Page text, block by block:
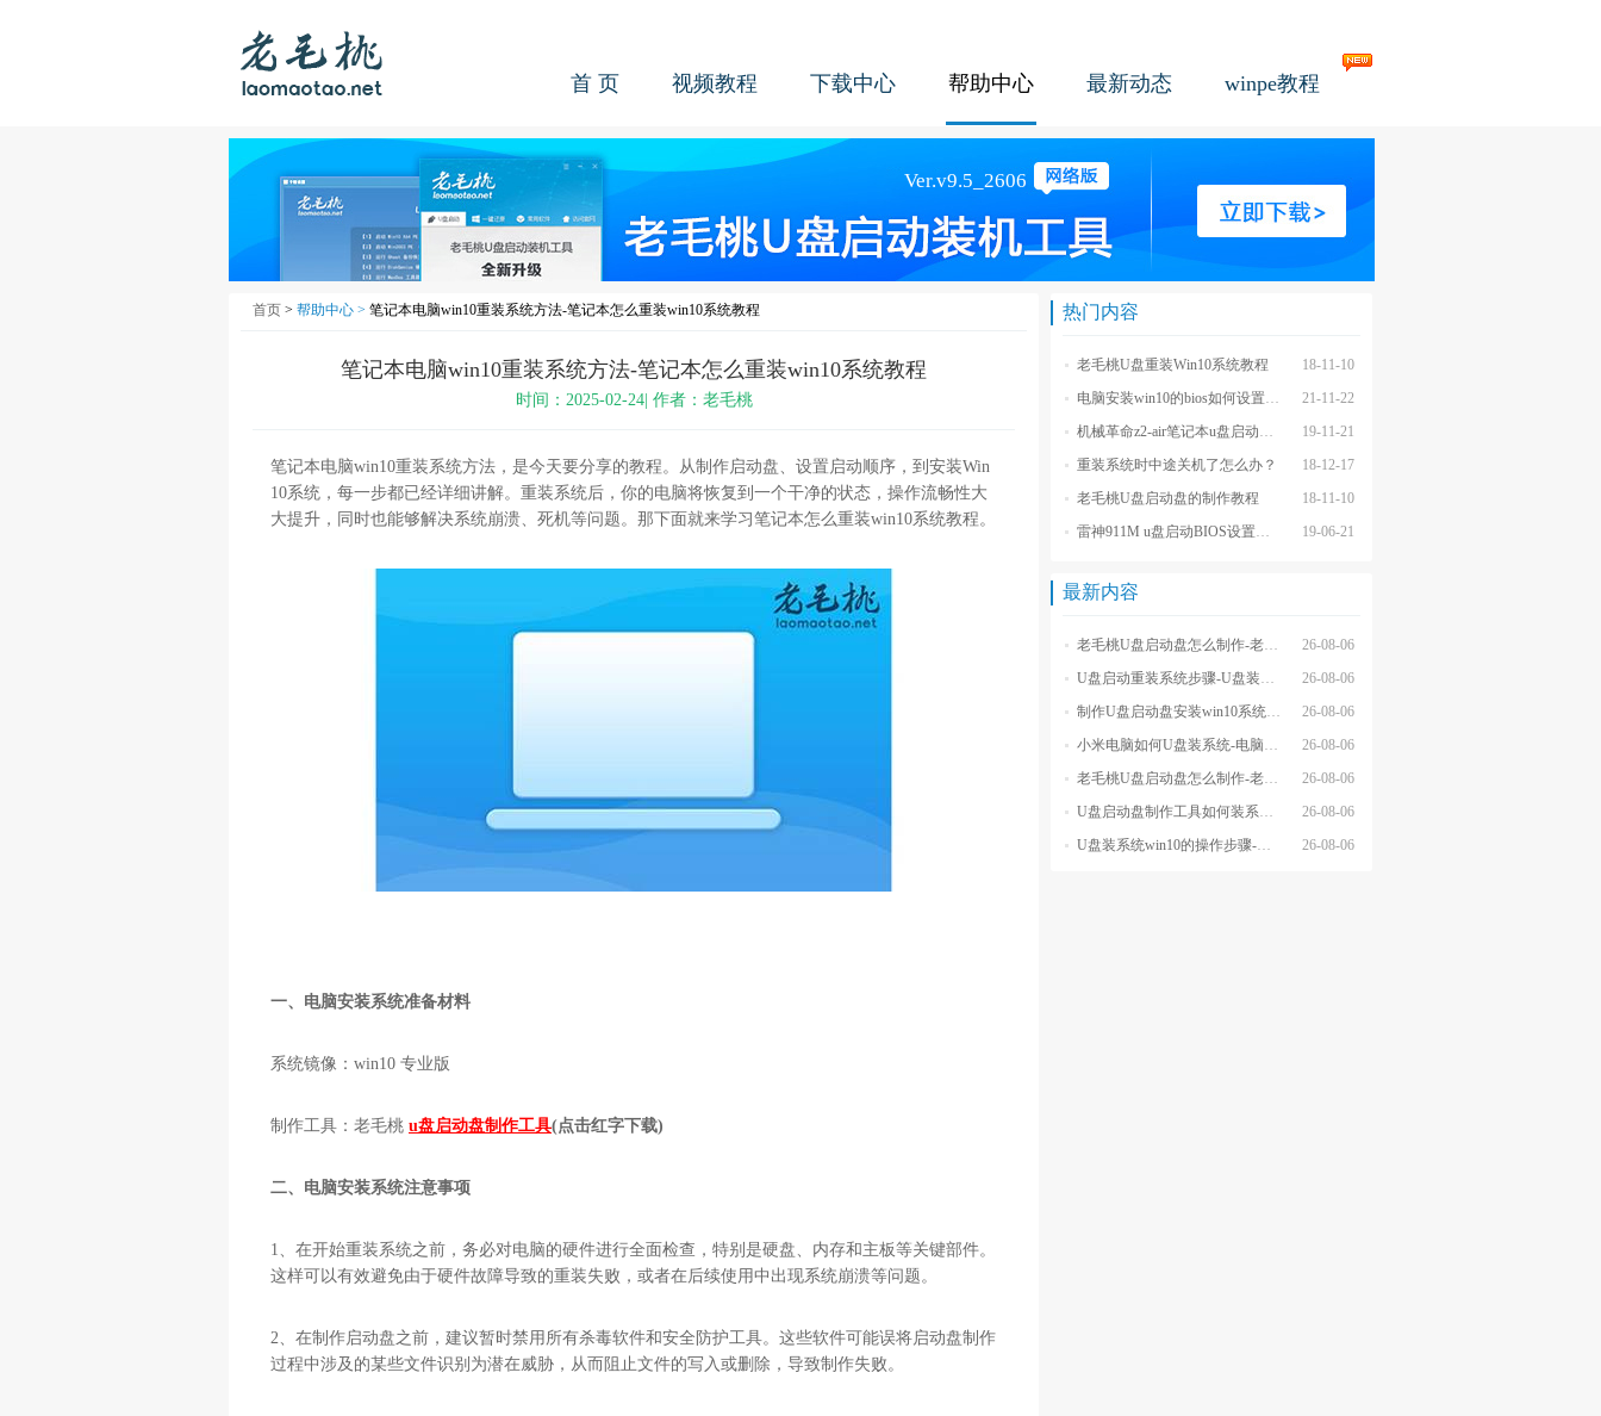
首 页 视频教程 下载中心 帮助中心 最新动态 winpe教程
首页 > 帮助中心 > 笔记本电脑win10重装系统方法-笔记本怎么重装win10系统教程
笔记本电脑win10重装系统方法-笔记本怎么重装win10系统教程
时间：2025-02-24| 作者：老毛桃
笔记本电脑win10重装系统方法，是今天要分享的教程。从制作启动盘、设置启动顺序，到安装Win
10系统，每一步都已经详细讲解。重装系统后，你的电脑将恢复到一个干净的状态，操作流畅性大
大提升，同时也能够解决系统崩溃、死机等问题。那下面就来学习笔记本怎么重装win10系统教程。
一、电脑安装系统准备材料
系统镜像：win10 专业版
制作工具：老毛桃 u盘启动盘制作工具(点击红字下载)
二、电脑安装系统注意事项
1、在开始重装系统之前，务必对电脑的硬件进行全面检查，特别是硬盘、内存和主板等关键部件。
这样可以有效避免由于硬件故障导致的重装失败，或者在后续使用中出现系统崩溃等问题。
2、在制作启动盘之前，建议暂时禁用所有杀毒软件和安全防护工具。这些软件可能误将启动盘制作
过程中涉及的某些文件识别为潜在威胁，从而阻止文件的写入或删除，导致制作失败。
热门内容
18-11-10
老毛桃U盘重装Win10系统教程
21-11-22
电脑安装win10的bios如何设置u盘图文教程
19-11-21
机械革命z2-air笔记本u盘启动BIOS设置教程
18-12-17
重装系统时中途关机了怎么办？
18-11-10
老毛桃U盘启动盘的制作教程
19-06-21
雷神911M u盘启动BIOS设置教程
最新内容
26-08-06
老毛桃U盘启动盘怎么制作-老毛桃winpeU盘启动盘制作步骤
26-08-06
U盘启动重装系统步骤-U盘装系统步骤操作
26-08-06
制作U盘启动盘安装win10系统步骤-制作U盘启动盘安装win10系统步骤
26-08-06
小米电脑如何U盘装系统-电脑怎么U盘装系统
26-08-06
老毛桃U盘启动盘怎么制作-老毛桃U盘启动盘制作步骤
26-08-06
U盘启动盘制作工具如何装系统- U盘启动盘制作工具怎么装系统
26-08-06
U盘装系统win10的操作步骤-外星人U盘装系统win10电脑